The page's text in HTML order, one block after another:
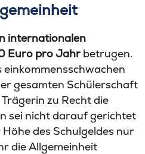
internationalen
Euro pro Jahrbetrugen.
gesamten Schülerschaft
zu Recht die
sei nicht darauf gerichtet
des Schulgeldes nur
die Allgemeinheit